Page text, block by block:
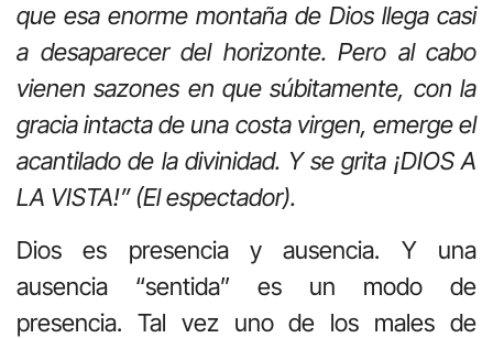
que esa enorme montaña de Dios llega casi
a desaparecer del horizonte. Pero al cabo
vienen sazones en que súbitamente, con la
gracia intacta de una costa virgen, emerge el
acantilado de la divinidad. Y se grita ¡DIOS A
LA VISTA!” (El espectador).
Dios es presencia y ausencia. Y una
ausencia “sentida” es un modo de
presencia. Tal vez uno de los males de